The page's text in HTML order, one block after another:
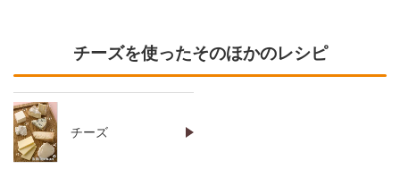
チーズを使ったそのほかのレシピ
チーズ